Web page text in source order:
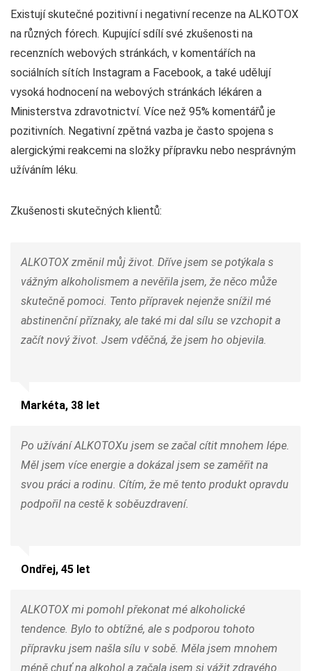
Existují skutečné pozitivní i negativní recenze na ALKOTOX
na různých fórech. Kupující sdílí své zkušenosti na
recenzních webových stránkách, v komentářích na
sociálních sítích Instagram a Facebook, a také udělují
vysoká hodnocení na webových stránkách lékáren a
Ministerstva zdravotnictví. Více než 95% komentářů je
pozitivních. Negativní zpětná vazba je často spojena s
alergickými reakcemi na složky přípravku nebo nesprávným
užíváním léku.
Zkušenosti skutečných klientů:
ALKOTOX změnil můj život. Dříve jsem se potýkala s
vážným alkoholismem a nevěřila jsem, že něco může
skutečně pomoci. Tento přípravek nejenže snížil mé
abstinenční příznaky, ale také mi dal sílu se vzchopit a
začít nový život. Jsem vděčná, že jsem ho objevila.
Markéta, 38 let
Po užívání ALKOTOXu jsem se začal cítit mnohem lépe.
Měl jsem více energie a dokázal jsem se zaměřit na
svou práci a rodinu. Cítím, že mě tento produkt opravdu
podpořil na cestě k soběuzdravení.
Ondřej, 45 let
ALKOTOX mi pomohl překonat mé alkoholické
tendence. Bylo to obtížné, ale s podporou tohoto
přípravku jsem našla sílu v sobě. Měla jsem mnohem
méně chuť na alkohol a začala jsem si vážit zdravého